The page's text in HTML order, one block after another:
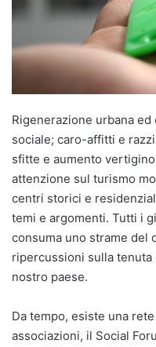
Rigenerazione urbana
sociale; caro-affitti e
sfitte e aumento
attenzione sul turismo
centri storici e
temi e argomenti. Tutti i
consuma uno strame del
ripercussioni sulla
nostro paese.
Da tempo, esiste una
associazioni, il Social